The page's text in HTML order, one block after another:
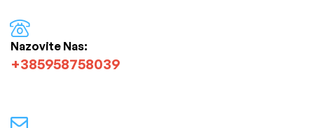
Nazovite Nas:
+385958758039